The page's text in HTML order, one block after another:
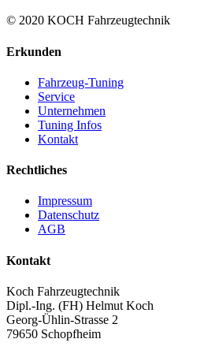
© 2020 KOCH Fahrzeugtechnik
Erkunden
Fahrzeug-Tuning
Service
Unternehmen
Tuning Infos
Kontakt
Rechtliches
Impressum
Datenschutz
AGB
Kontakt
Koch Fahrzeugtechnik
Dipl.-Ing. (FH) Helmut Koch
Georg-Ühlin-Strasse 2
79650 Schopfheim